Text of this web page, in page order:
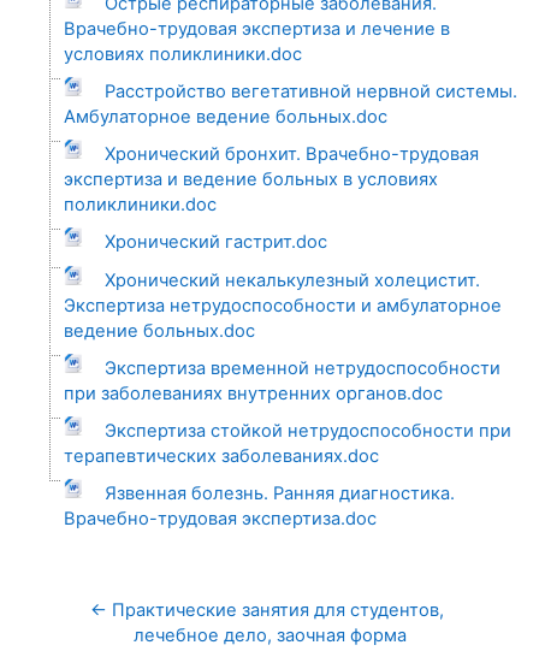
Врачебно-трудовая экспертиза и лечение в
условиях поликлиники.doc
Расстройство вегетативной нервной системы.
Амбулаторное ведение больных.doc
Хронический бронхит. Врачебно-трудовая
экспертиза и ведение больных в условиях
поликлиники.doc
Хронический гастрит.doc
Хронический некалькулезный холецистит.
Экспертиза нетрудоспособности и амбулаторное
ведение больных.doc
Экспертиза временной нетрудоспособности
при заболеваниях внутренних органов.doc
Экспертиза стойкой нетрудоспособности при
терапевтических заболеваниях.doc
Язвенная болезнь. Ранняя диагностика.
Врачебно-трудовая экспертиза.doc
← Практические занятия для студентов,
лечебное дело, заочная форма